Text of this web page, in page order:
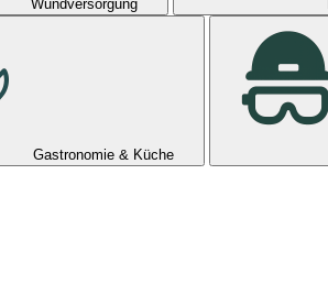
Wundversorgung
Gastronomie & Küche